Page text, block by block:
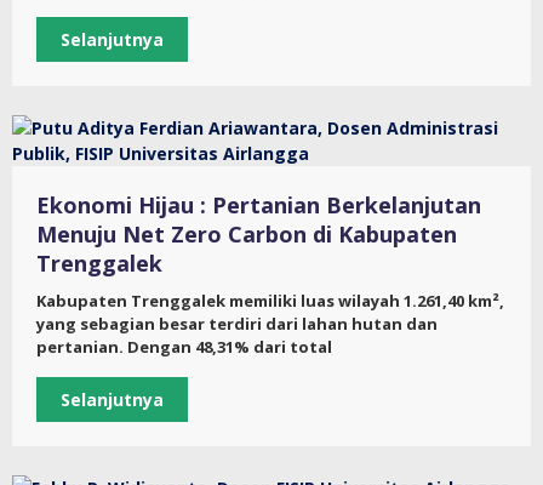
Selanjutnya
Ekonomi Hijau : Pertanian Berkelanjutan
Menuju Net Zero Carbon di Kabupaten
Trenggalek
Kabupaten Trenggalek memiliki luas wilayah 1.261,40 km²,
yang sebagian besar terdiri dari lahan hutan dan
pertanian. Dengan 48,31% dari total
Selanjutnya